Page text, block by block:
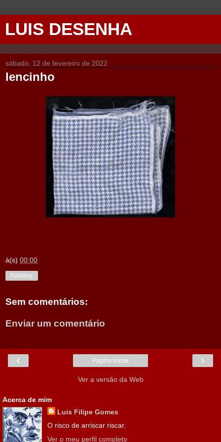
LUIS DESENHA
sábado, 12 de fevereiro de 2022
lencinho
à(s) 00:00
Partilhar
Sem comentários:
Enviar um comentário
‹ ›
Página inicial
Ver a versão da Web
Acerca de mim
Luis Filipe Gomes
O risco de arriscar riscar.
Ver o meu perfil completo